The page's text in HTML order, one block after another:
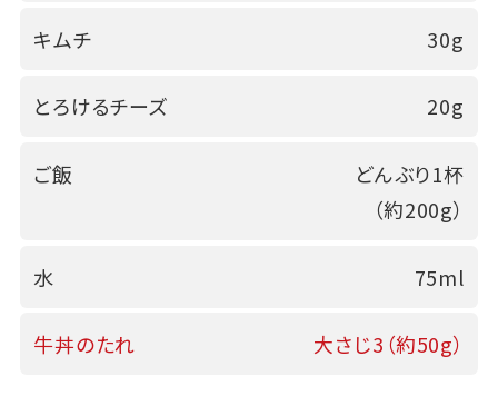
キムチ 30g
とろけるチーズ 20g
ご飯
どんぶり1杯
（約200g）
水 75ml
牛丼のたれ 大さじ3（約50g）